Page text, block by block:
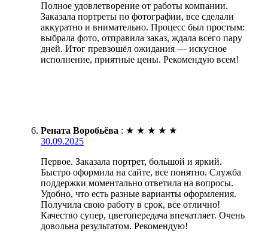
Полное удовлетворение от работы компании.
Заказала портреты по фотографии, все сделали
аккуратно и внимательно. Процесс был простым:
выбрала фото, отправила заказ, ждала всего пару
дней. Итог превзошёл ожидания — искусное
исполнение, приятные цены. Рекомендую всем!
Рената Воробьёва : ★ ★ ★ ★ ★
30.09.2025
Первое. Заказала портрет, большой и яркий.
Быстро оформила на сайте, все понятно. Служба
поддержки моментально ответила на вопросы.
Удобно, что есть разные варианты оформления.
Получила свою работу в срок, все отлично!
Качество супер, цветопередача впечатляет. Очень
довольна результатом. Рекомендую!